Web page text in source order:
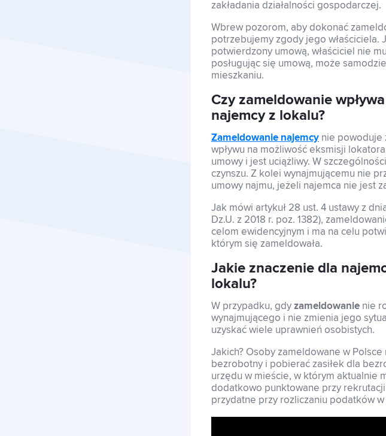
zakładania działalności gospodarczej.
Wbrew pozorom, aby dokonać
potrzebujemy zgody jego właściciela.
potwierdzony umową, właściciel nie
posługując się umową, może
mieszkaniu.
Czy zameldowanie
najemcy z lokalu?
Zameldowanie najemcy nie powoduje
wpływu na możliwość eksmisji
umowy i jest uciążliwy. W
czynszu. Z kolei wynajmującemu nie
umowy najmu, jeżeli najemca nie jest
Jak mówi artykuł 28 ust. 4 ustawy z
Dz.U. z 2018 r. poz. 1382),
celom ewidencyjnym i ma na celu
którym się zameldowała.
Jakie znaczenie dla
lokalu?
W przypadku, gdy zameldowanie nie
wynajmującego i nie zmienia jego
uzyskać wiele uprawnień osobistych.
Jakich? Osoby zameldowane w
bezrobotny i pobierać zasiłek dla
urzędu w mieście, w którym aktualnie
dodatkowo punktowane przy
przydatne przy rozliczaniu podatków